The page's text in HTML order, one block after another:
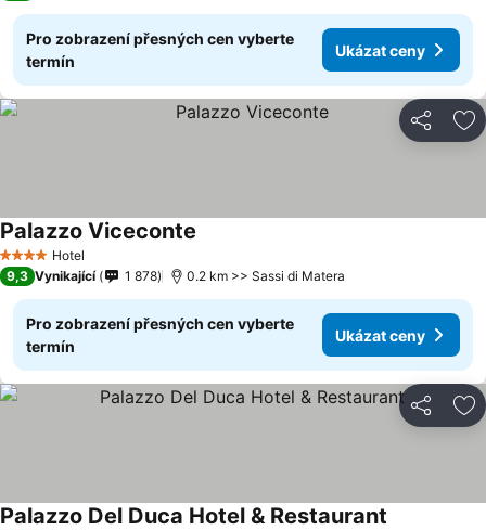
Pro zobrazení přesných cen vyberte
termín
Ukázat ceny
Sdílet
4 Počet hvězdiček
Hotel
Palazzo Viceconte
9,3 Vynikající 1 878 0.2 km >> Sassi di Matera
Pro zobrazení přesných cen vyberte
termín
Ukázat ceny
Sdílet
Palazzo Del Duca Hotel & Restaurant